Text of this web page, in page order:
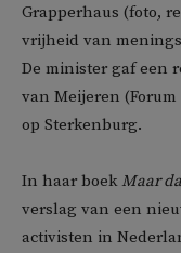
Grapperhaus (foto,
vrijheid van
De minister gaf een
van Meijeren
op Sterkenburg.
In haar boek Maar
verslag van een
activisten in